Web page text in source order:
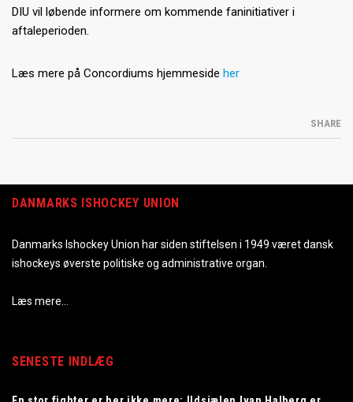
DIU vil løbende informere om kommende faninitiativer i
aftaleperioden.
Læs mere på Concordiums hjemmeside her
SHARE
DANMARKS ISHOCKEY UNION
Danmarks Ishockey Union har siden stiftelsen i 1949 været dansk
ishockeys øverste politiske og administrative organ.
Læs mere…
SENESTE INDLÆG